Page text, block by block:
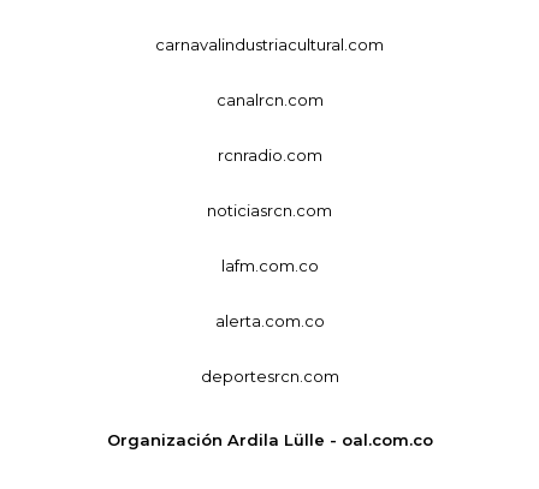
carnavalindustriacultural.com
canalrcn.com
rcnradio.com
noticiasrcn.com
lafm.com.co
alerta.com.co
deportesrcn.com
Organización Ardila Lülle - oal.com.co